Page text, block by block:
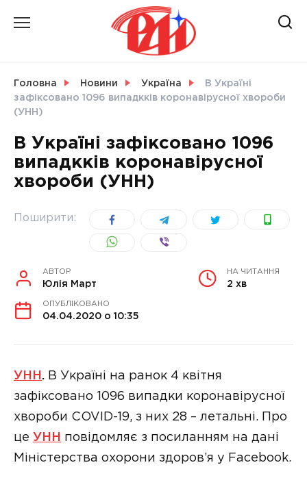
СВІТ
УКРАЇНА
Головна Новини Україна
В Україні
зафіксовано 1096 випадкків коронавірусної хвороби
(УНН)
В Україні зафіксовано 1096
випадкків коронавірусної
хвороби (УНН)
Поширити:
АВТОР
Юлія Март
НА ЧИТАННЯ
2 хв
ОПУБЛІКОВАНО
04.04.2020 о 10:35
УНН . В Україні на ранок 4 квітня
зафіксовано 1096 випадки коронавірусної
хвороби COVID-19, з них 28 – летальні. Про
це УНН
повідомляє з посиланням на дані
Міністерства охорони здоров’я у Facebook.